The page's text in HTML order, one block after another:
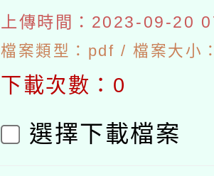
上傳時間：2023-09-20
檔案類型：pdf / 檔案大小
下載次數：0
選擇下載檔案